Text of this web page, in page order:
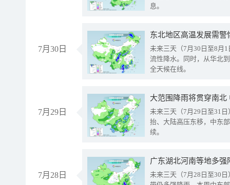
息。
7月30日
东北地区高温发展需
未来三天（7月30日至8月
流性降水。同时，从华北
全天候在线。
7月29日
大范围降雨将贯穿南
未来三天（7月29日至31
抬、大陆高压东移，中东
续。
7月28日
广东湖北河南等地多
未来三天（7月28日至30